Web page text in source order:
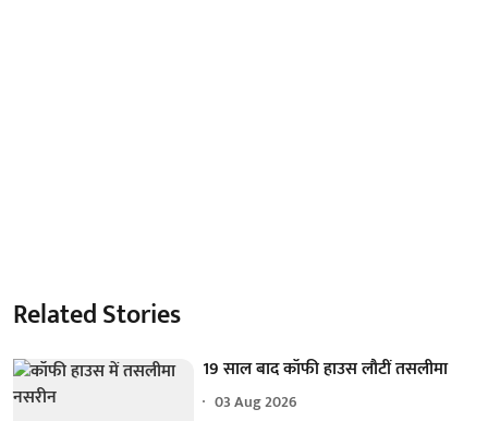
Related Stories
19 साल बाद कॉफी हाउस लौटीं तसलीमा
03 Aug 2026